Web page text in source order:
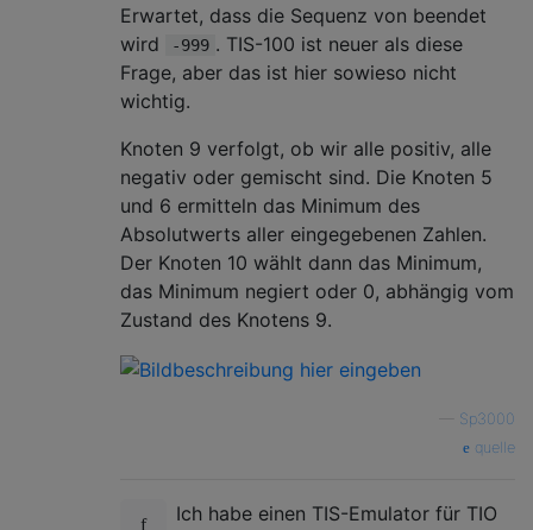
SUB ANY
JGZ A
MOV ANY NIL
SWP
JMP L
JMP L
MOV ACC ANY
@9
S:JRO UP
JEZ A
SUB 1
JEZ A
A:MOV 1 ACC
Erwartet, dass die Sequenz von beendet
wird
-999 . TIS-100 ist neuer als diese
Frage, aber das ist hier sowieso nicht
wichtig.
Knoten 9 verfolgt, ob wir alle positiv, alle
negativ oder gemischt sind. Die Knoten 5
und 6 ermitteln das Minimum des
Absolutwerts aller eingegebenen Zahlen.
Der Knoten 10 wählt dann das Minimum,
das Minimum negiert oder 0, abhängig vom
Zustand des Knotens 9.
Sp3000
quelle
Ich habe einen TIS-Emulator für TIO